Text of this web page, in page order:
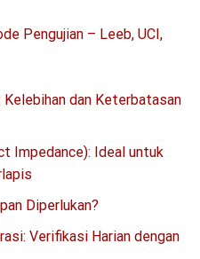
Pengujian – Leeb, UCI,
dan Keterbatasan
Impedance): Ideal untuk
Diperlukan?
Verifikasi Harian dengan